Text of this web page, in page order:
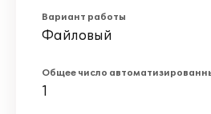
Вариант работы
Файловый
Общее число
1